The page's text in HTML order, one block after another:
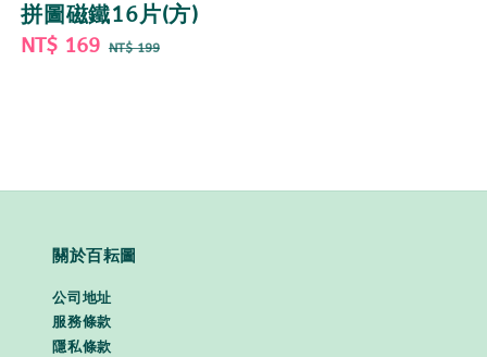
拼圖磁鐵16片(方)
Sale
NT$ 169 Regular
NT$ 199
關於百耘圖
公司地址
服務條款
隱私條款